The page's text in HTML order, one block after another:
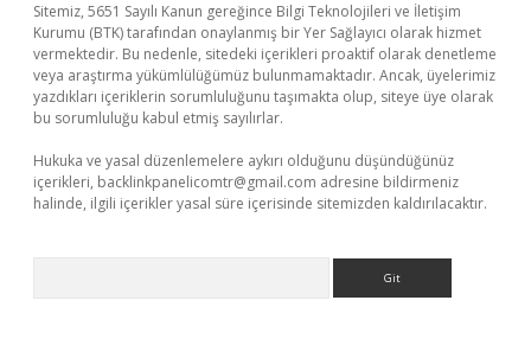
Sitemiz, 5651 Sayılı Kanun gereğince Bilgi Teknolojileri ve İletişim
Kurumu (BTK) tarafından onaylanmış bir Yer Sağlayıcı olarak hizmet
vermektedir. Bu nedenle, sitedeki içerikleri proaktif olarak denetleme
veya araştırma yükümlülüğümüz bulunmamaktadır. Ancak, üyelerimiz
yazdıkları içeriklerin sorumluluğunu taşımakta olup, siteye üye olarak
bu sorumluluğu kabul etmiş sayılırlar.
Hukuka ve yasal düzenlemelere aykırı olduğunu düşündüğünüz
içerikleri, backlinkpanelicomtr@gmail.com adresine bildirmeniz
halinde, ilgili içerikler yasal süre içerisinde sitemizden kaldırılacaktır.